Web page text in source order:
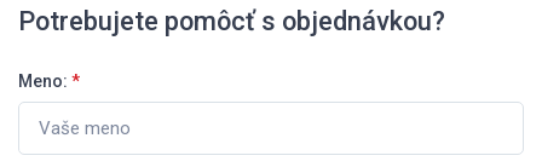
Potrebujete pomôcť s objednávkou?
Meno: *